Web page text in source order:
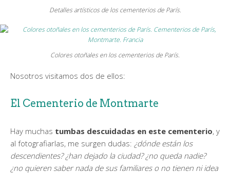
Detalles artísticos de los cementerios de París.
Colores otoñales en los cementerios de París.
Nosotros visitamos dos de ellos:
El Cementerio de Montmarte
Hay muchas tumbas descuidadas en este cementerio, y
al fotografiarlas, me surgen dudas: ¿dónde están los
descendientes? ¿han dejado la ciudad? ¿no queda nadie?
¿no quieren saber nada de sus familiares o no tienen ni idea